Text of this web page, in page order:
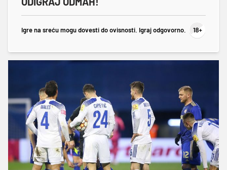
Igre na sreću mogu dovesti do ovisnosti. Igraj odgovorno.